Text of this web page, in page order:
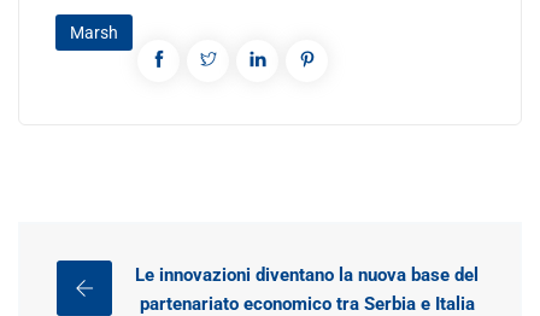
Marsh
Le innovazioni diventano la nuova base del
partenariato economico tra Serbia e Italia